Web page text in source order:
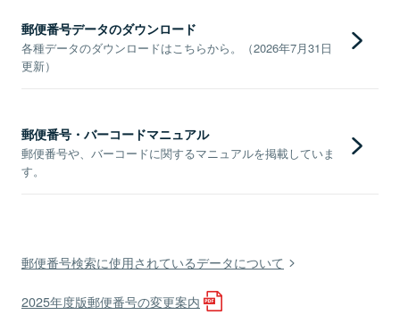
郵便番号データのダウンロード
各種データのダウンロードはこちらから。（2026年7月31日
更新）
郵便番号・バーコードマニュアル
郵便番号や、バーコードに関するマニュアルを掲載していま
す。
郵便番号検索に使用されているデータについて
2025年度版郵便番号の変更案内